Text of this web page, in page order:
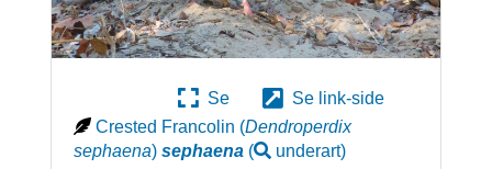
Se
Se link-side
Crested Francolin (Dendroperdix
sephaena) sephaena( underart)